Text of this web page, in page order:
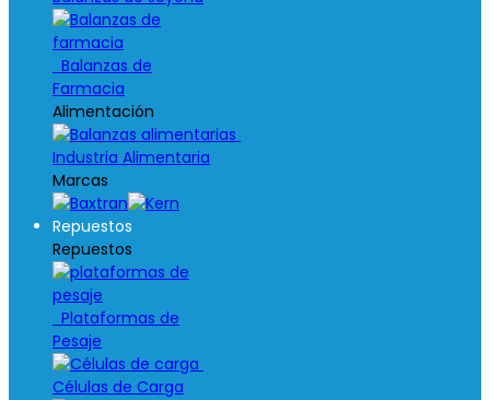
Balanzas de
Farmacia
Alimentación
Industria Alimentaria
Marcas
Repuestos
Repuestos
Plataformas de
Pesaje
Células de Carga